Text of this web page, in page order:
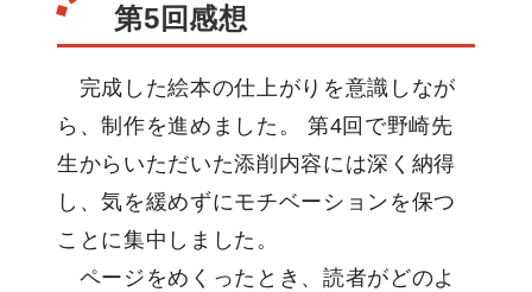
第5回感想
完成した絵本の仕上がりを意識しなが
ら、制作を進めました。 第4回で野崎先
生からいただいた添削内容には深く納得
し、気を緩めずにモチベーションを保つ
ことに集中しました。
ページをめくったとき、読者がどのよ